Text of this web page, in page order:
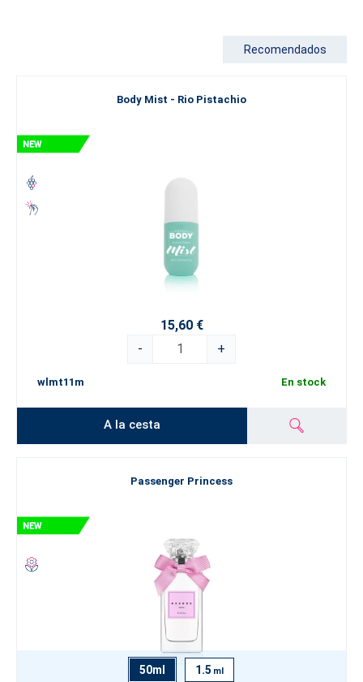
que personifica la fuerza y la
límites de la perfumería convencional? Explora nuestra lujosa
nuestro arte.
nuestra clasificación por
tipos de fragancias
mundo de la alta perfumería y elige el
Recomendados
Body Mist - Rio Pistachio
15,60 €
-
+
wlmt11m En stock
A la cesta
Passenger Princess
50ml 1.5 ml